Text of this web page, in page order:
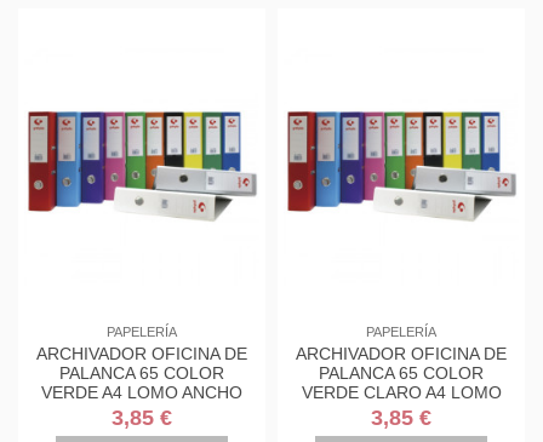
PAPELERÍA
ARCHIVADOR OFICINA DE
PALANCA 65 COLOR
VERDE A4 LOMO ANCHO
290X320X75 GRAFOPLAS
17269520
3,85 €
PAPELERÍA
ARCHIVADOR OFICINA DE
PALANCA 65 COLOR
VERDE CLARO A4 LOMO
ANCHO 290X320X75
GRAFOPLAS...
3,85 €